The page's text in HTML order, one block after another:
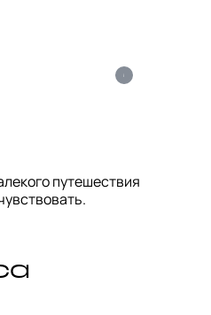
i
путешествия